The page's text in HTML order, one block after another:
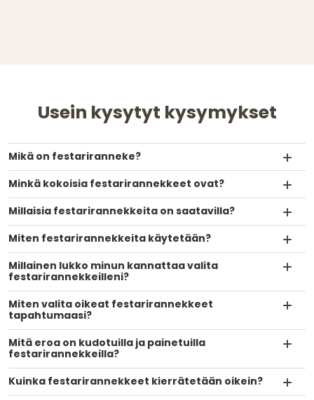
Usein kysytyt kysymykset
Mikä on festariranneke?
Minkä kokoisia festarirannekkeet ovat?
Millaisia festarirannekkeita on saatavilla?
Miten festarirannekkeita käytetään?
Millainen lukko minun kannattaa valita
festarirannekkeilleni?
Miten valita oikeat festarirannekkeet
tapahtumaasi?
Mitä eroa on kudotuilla ja painetuilla
festarirannekkeilla?
Kuinka festarirannekkeet kierrätetään oikein?